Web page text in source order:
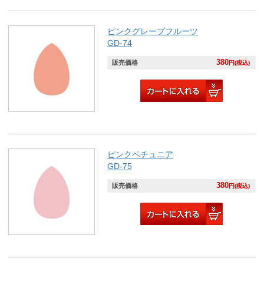
ピンクグレープフルーツ
GD-74
販売価格 380円(税込)
ピンクペチュニア
GD-75
販売価格 380円(税込)